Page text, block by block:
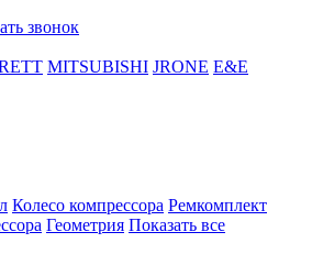
звонок
MITSUBISHI JRONE E&E
Колесо компрессора Ремкомплект
Геометрия Показать все